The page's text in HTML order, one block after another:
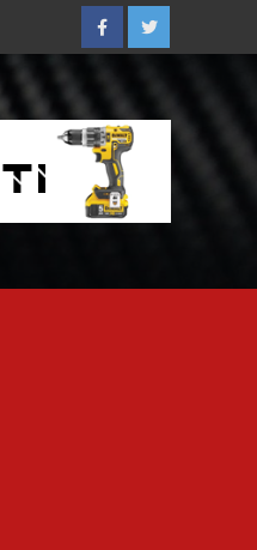
FacebookTwitter